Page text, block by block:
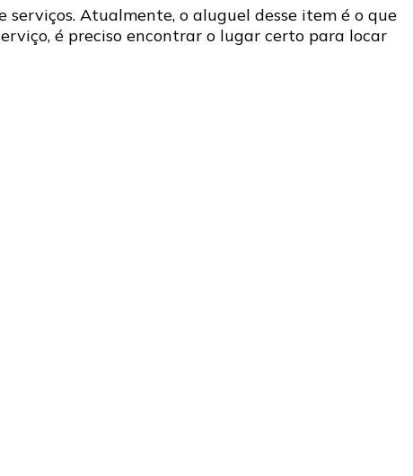
Atualmente, o aluguel desse item é o que
é preciso encontrar o lugar certo para locar